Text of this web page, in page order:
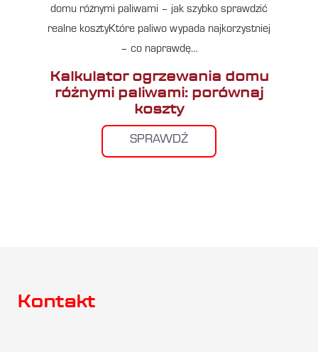
domu różnymi paliwami – jak szybko sprawdzić
realne kosztyKtóre paliwo wypada najkorzystniej
– co naprawdę…
Kalkulator ogrzewania domu
różnymi paliwami: porównaj
koszty
SPRAWDŹ
Kontakt